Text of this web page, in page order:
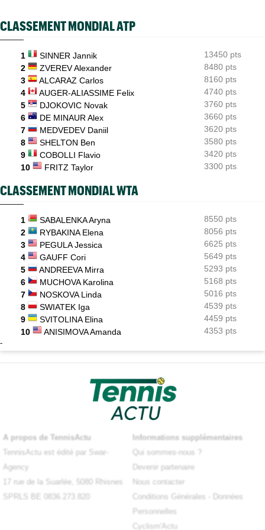
Tous les résultats du samedi 8 août 2026 et de la nuit
Joao Fonseca a taquiné Djokovic : "Il dit ça parce qu'il vieillit"
07:10
ATP - Montréal
Alexander Zverev s'est raté : "Le pire match de ma saison"
CLASSEMENT MONDIAL ATP
1 SINNER Jannik
13450 pts
2
ZVEREV Alexander
8480 pts
3
ALCARAZ Carlos
8160 pts
4
AUGER-ALIASSIME Felix
4740 pts
5
DJOKOVIC Novak
3760 pts
6
DE MINAUR Alex
3660 pts
7
MEDVEDEV Daniil
3620 pts
8
SHELTON Ben
3580 pts
9
COBOLLI Flavio
3420 pts
10
FRITZ Taylor 3300 pts
CLASSEMENT MONDIAL WTA
1 SABALENKA Aryna
8550 pts
2
RYBAKINA Elena
8056 pts
3
PEGULA Jessica
6625 pts
4
GAUFF Cori
5649 pts
5
ANDREEVA Mirra
5293 pts
6
MUCHOVA Karolina
5168 pts
7
NOSKOVA Linda
5016 pts
8
SWIATEK Iga
4539 pts
9
SVITOLINA Elina
4459 pts
10
ANISIMOVA Amanda 4353 pts
-
A propos de TennisActu
TennisActu est édité par Swar-
Agency
17 rue de la Suarlée, 5080 Rhisnes
SPRLS BE 0836.273.820
Informations supplémentaires
Qui sommes-nous ?
Devenir partenaire
Nous contacter
Conditions Générales
Données
Personnelles
Cyclism'Actu